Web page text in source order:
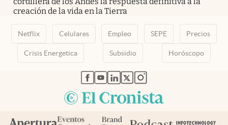
creación de la vida en la Tierra
Netflix Celulares Empleo SEPE Precios
Crisis Energetica Subsidio Horóscopo
abre en nueva pestaña
abre en nueva pestaña
abre en nueva pestaña
abre en nueva pestaña
abre en nueva pestaña